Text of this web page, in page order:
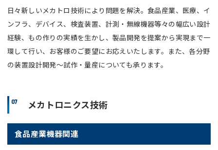
⽇々新しいメカトロ技術により問題を解決。⾷品産業、医療、イ
ンフラ、デバイス、検査装置、計測・無線機器等々の幅広い設計
経験、もの作りの実績を⽣かし、製品開発を提案から実現まで⼀
環して⾏い、お客様のご要望にお応えいたします。また、各分野
の装置設計開発〜試作・量産についても承ります。
07 メカトロニクス技術
食品産業機器関連